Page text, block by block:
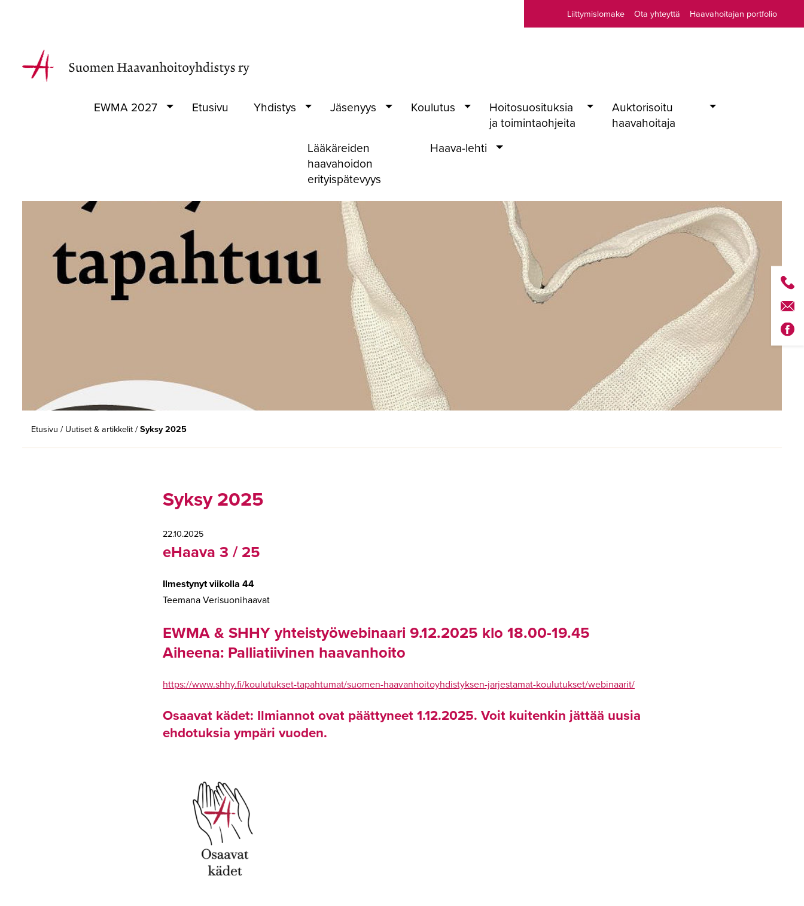
Liittymislomake Ota yhteyttä Haavahoitajan portfolio
EWMA 2027 Etusivu Yhdistys Jäsenyys Koulutus
Hoitosuosituksia
ja toimintaohjeita
Auktorisoitu
haavahoitaja
Lääkäreiden
haavahoidon
erityispätevyys
Haava-lehti
Etusivu / Uutiset & artikkelit/Syksy 2025
Syksy 2025
22.10.2025
eHaava 3 / 25
Ilmestynyt viikolla 44
Teemana Verisuonihaavat
EWMA & SHHY yhteistyöwebinaari 9.12.2025 klo 18.00-19.45
Aiheena: Palliatiivinen haavanhoito
https://www.shhy.fi/koulutukset-tapahtumat/suomen-haavanhoitoyhdistyksen-jarjestamat-koulutukset/webinaarit/
Osaavat kädet: Ilmiannot ovat päättyneet 1.12.2025. Voit kuitenkin jättää uusia
ehdotuksia ympäri vuoden.